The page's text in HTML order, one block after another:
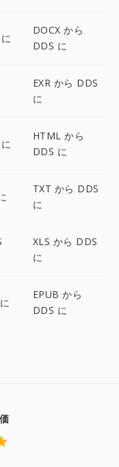
DOCX から
DDS に
EXR から DDS
に
HTML から
DDS に
TXT から DDS
に
XLS から DDS
に
EPUB から
DDS に